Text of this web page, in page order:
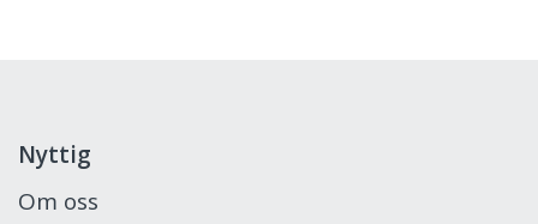
Nyttig
Om oss